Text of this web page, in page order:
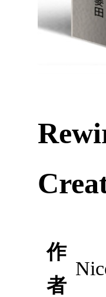
作
者